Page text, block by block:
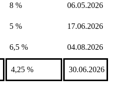
8 %
06.05.2026
5 %
17.06.2026
6,5 % 04.08.2026
4,25 %
30.06.2026